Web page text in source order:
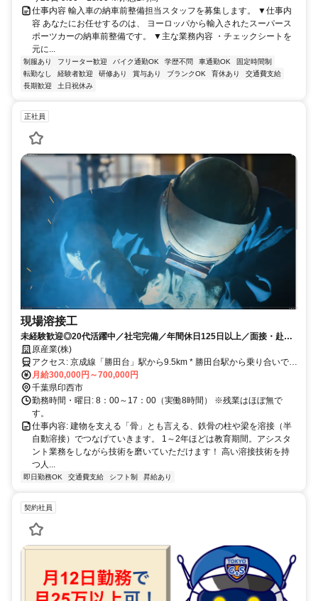
仕事内容 輸入車の納車前整備担当スタッフを募集します。 ▼仕事内
容 あなたにお任せするのは、 ヨーロッパから輸入されたスーパース
ポーツカーの納車前整備です。 ▼主な業務内容 ・チェックシートを
元に...
制服あり フリーター歓迎 バイク通勤OK 学歴不問 車通勤OK
固定時間制
転勤なし
経験者歓迎 研修あり 賞与あり ブランクOK 育休あり
交通費支給
長期歓迎
土日祝休み
正社員
現場溶接工
未経験歓迎◎20代活躍中／社宅完備／年間休日125日以上／面接・赴任
旅費支給／20代で年収700万以上
原産業(株)
アクセス: 京成線「勝田台」駅から9.5km * 勝田台駅から乗り合いで工
場に向かうため、車をお持ちでない方も歓迎します！
月給300,000円～700,000円
千葉県印西市
勤務時間・曜日: 8：00～17：00（実働8時間） ※残業はほぼ無で
す。
仕事内容: 建物を支える「骨」とも言える、鉄骨の柱や梁を溶接（半
自動溶接）でつなげていきます。 1～2年ほどは教育期間。アシスタ
ント業務をしながら技術を磨いていただけます！ 高い溶接技術を持
つ人...
即日勤務OK 交通費支給 シフト制 昇給あり
契約社員